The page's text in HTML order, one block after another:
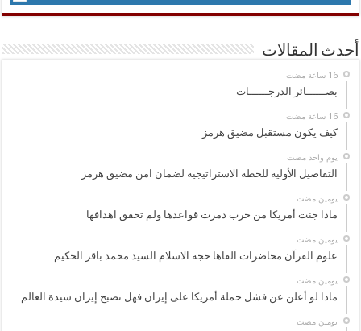
أحدث المقالات
‏16 ساعة مضت
بصــــــائر الدرجــــــات
‏16 ساعة مضت
كيف يكون مستقبل مضيق هرمز
‏يوم واحد مضت
التفاصيل الأولية للخطة الاستراتيجية لضمان امن مضيق هرمز
‏يومين مضت
ماذا جنت أمريكا من حرب دمرت قواعدها ولم تحقق اهدافها
‏يومين مضت
علوم القرآن محاضرات القاها حجة الاسلام السيد محمد باقر الحكيم
‏يومين مضت
ماذا لو أعلن عن فشل حملة أمريكا على إيران فهل تصبح إيران سيدة العالم
‏يومين مضت